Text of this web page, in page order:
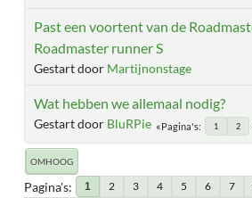
Past een voortent van de
Roadmaster runner S
Gestart door Martijnonstage
Wat hebben we allemaal nodig?
Gestart door BluRPie Pagina's 1 2
OMHOOG
Pagina's 1 2 3 4 5 6 7